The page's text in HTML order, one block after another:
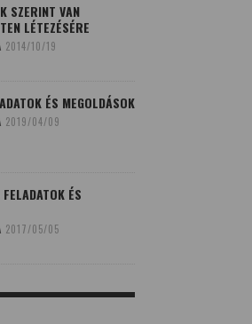
SZERINT VAN
LÉTEZÉSÉRE
2014/10/19
ÉS MEGOLDÁSOK
2019/04/09
ÉS
2017/05/05